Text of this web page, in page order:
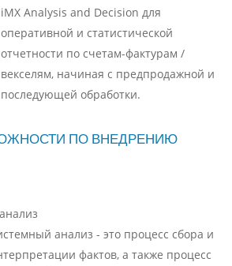
iMX Analysis and Decision для
оперативной и статистической
отчетности по счетам-фактурам /
векселям, начиная с предпродажной и
последующей обработки.
ПО ВНЕДРЕНИЮ
анализ - это процесс сбора и
фактов, а также процесс